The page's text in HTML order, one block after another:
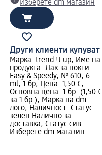
Изберете dm магазин
Други клиенти
Марка: trend !t up; Име на
продукта: Лак за нокти
Easy & Speedy, № 610, 6
ml, 1 бр; Цена: 1,50 €;
Основна цена: 1 бр. (1,50 €
за 1 бр.); Марка на dm
лого; Наличност: Статус
зелен Налично за
доставка, Статус сив
Изберете dm магазин